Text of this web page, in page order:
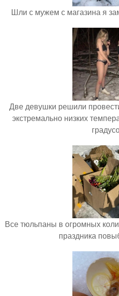
Шли с мужем с магазина я
Две девушки решили
экстремально низких
Все тюльпаны в огромных
праздника